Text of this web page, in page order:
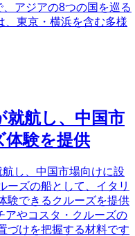
アジアの8つの国を巡る
、東京・横浜を含む多様
就航し、中国市
体験を提供
し、中国市場向けに設
ーズの船として、イタリ
験できるクルーズを提供
アやコスタ・クルーズの
づけを把握する材料です